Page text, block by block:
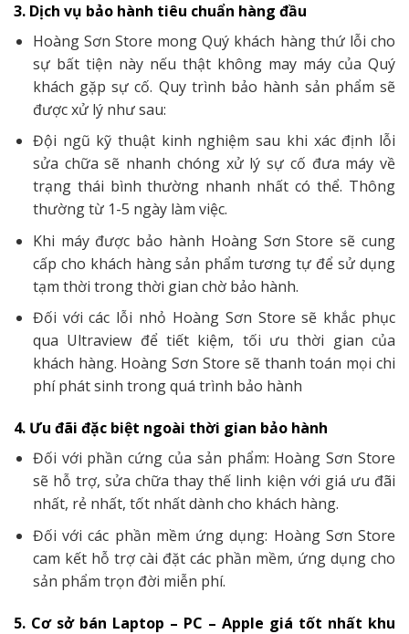
3. Dịch vụ bảo hành tiêu chuẩn hàng đầu
Hoàng Sơn Store mong Quý khách hàng thứ lỗi cho
sự bất tiện này nếu thật không may máy của Quý
khách gặp sự cố. Quy trình bảo hành sản phẩm sẽ
được xử lý như sau:
Đội ngũ kỹ thuật kinh nghiệm sau khi xác định lỗi
sửa chữa sẽ nhanh chóng xử lý sự cố đưa máy về
trạng thái bình thường nhanh nhất có thể. Thông
thường từ 1-5 ngày làm việc.
Khi máy được bảo hành Hoàng Sơn Store sẽ cung
cấp cho khách hàng sản phẩm tương tự để sử dụng
tạm thời trong thời gian chờ bảo hành.
Đối với các lỗi nhỏ Hoàng Sơn Store sẽ khắc phục
qua Ultraview để tiết kiệm, tối ưu thời gian của
khách hàng. Hoàng Sơn Store sẽ thanh toán mọi chi
phí phát sinh trong quá trình bảo hành
4. Ưu đãi đặc biệt ngoài thời gian bảo hành
Đối với phần cứng của sản phẩm: Hoàng Sơn Store
sẽ hỗ trợ, sửa chữa thay thế linh kiện với giá ưu đãi
nhất, rẻ nhất, tốt nhất dành cho khách hàng.
Đối với các phần mềm ứng dụng: Hoàng Sơn Store
cam kết hỗ trợ cài đặt các phần mềm, ứng dụng cho
sản phẩm trọn đời miễn phí.
5. Cơ sở bán Laptop – PC – Apple giá tốt nhất khu